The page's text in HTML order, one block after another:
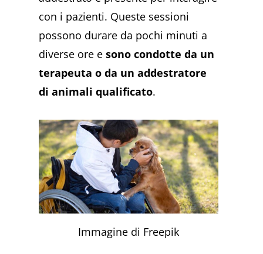
con i pazienti. Queste sessioni
possono durare da pochi minuti a
diverse ore esono condotte da un
terapeuta o da un addestratore
di animali qualificato.
Immagine di Freepik